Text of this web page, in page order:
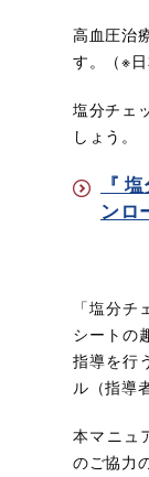
高血圧治
す。（※日
塩分チェ
しょう。
『
ンロ
「塩分
シートの
指導を行
ル（指導
本マニュ
のご協力